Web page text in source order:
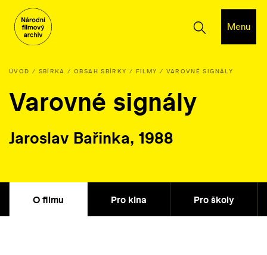
Menu
ÚVOD SBÍRKA OBSAH SBÍRKY FILMY VAROVNÉ SIGNÁLY
Varovné signály
Jaroslav Bařinka, 1988
O filmu Pro kina Pro školy